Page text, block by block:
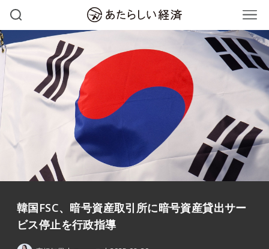
韓国FSC、暗号資産取引所に暗号資産貸出サー
ビス停止を行政指導